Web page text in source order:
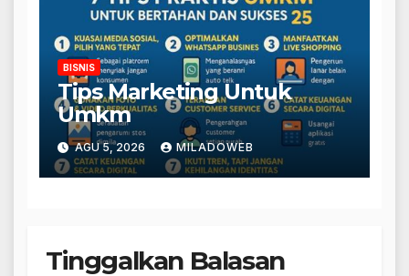
BISNIS
Tips Marketing Untuk
Umkm
AGU 5, 2026 MILADOWEB
Tinggalkan Balasan